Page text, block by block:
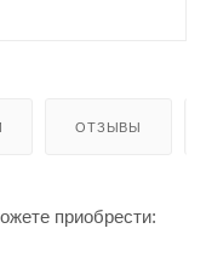
ОТЗЫВЫ
приобрести: